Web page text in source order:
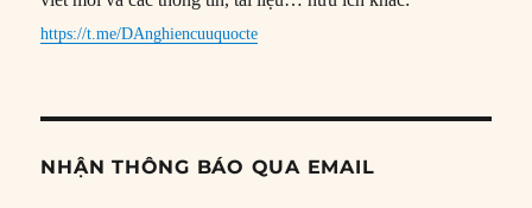
https://t.me/DAnghiencuuquocte
NHẬN THÔNG BÁO QUA EMAIL